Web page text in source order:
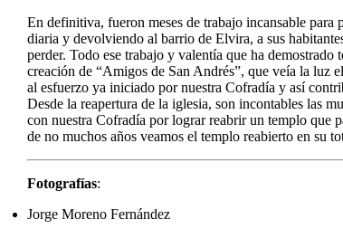
En definitiva, fueron meses de trabajo incansable
diaria y devolviendo al barrio de Elvira, a sus
perder. Todo ese trabajo y valentía que ha
creación de “Amigos de San Andrés”, que veía la luz
al esfuerzo ya iniciado por nuestra Cofradía y así
Desde la reapertura de la iglesia, son incontables las
con nuestra Cofradía por lograr reabrir un templo que
de no muchos años veamos el templo reabierto en su
Fotografías:
Jorge Moreno Fernández